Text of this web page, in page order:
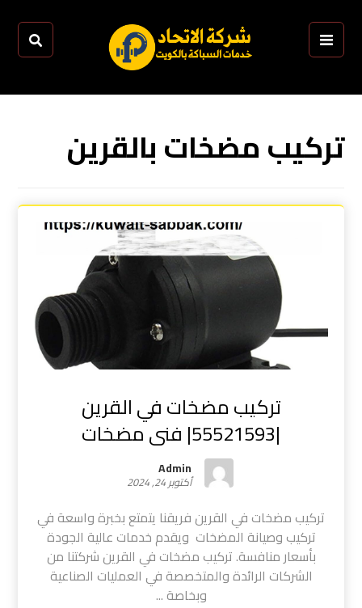
تركيب مضخات بالقرين
تركيب مضخات في القرين
|55521593| فنى مضخات
Admin
أكتوبر 24, 2024
تركيب مضخات في القرين فريقنا يتمتع بخبرة واسعة في
تركيب وصيانة المضخات ويقدم خدمات عالية الجودة
بأسعار منافسة. تركيب مضخات في القرين شركتنا من
الشركات الرائدة والمتخصصة في العمليات الصناعية
وبخاصة ...